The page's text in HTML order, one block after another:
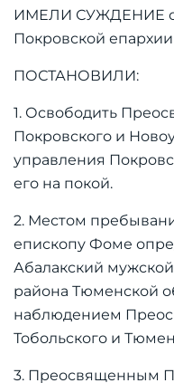
ИМЕЛИ СУЖДЕНИЕ о
Покровской
ПОСТАНОВИЛИ:
1. Освободить
Покровского и
управления
его на покой.
2. Местом
епископу Фоме
Абалакский
района Тюменской
наблюдением
Тобольского и
3. Преосвященным